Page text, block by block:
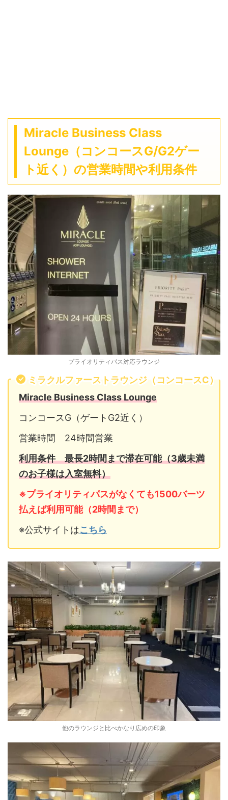
Miracle Business Class
Lounge（コンコースG/G2ゲー
ト近く）の営業時間や利用条件
プライオリティパス対応ラウンジ
ミラクルファーストラウンジ（コンコースC）
Miracle Business Class Lounge
コンコースG（ゲートG2近く）
営業時間 24時間営業
利用条件 最長2時間まで滞在可能（3歳未満
のお子様は入室無料）
※プライオリティパスがなくても1500バーツ
払えば利用可能（2時間まで）
※公式サイトはこちら
他のラウンジと比べかなり広めの印象